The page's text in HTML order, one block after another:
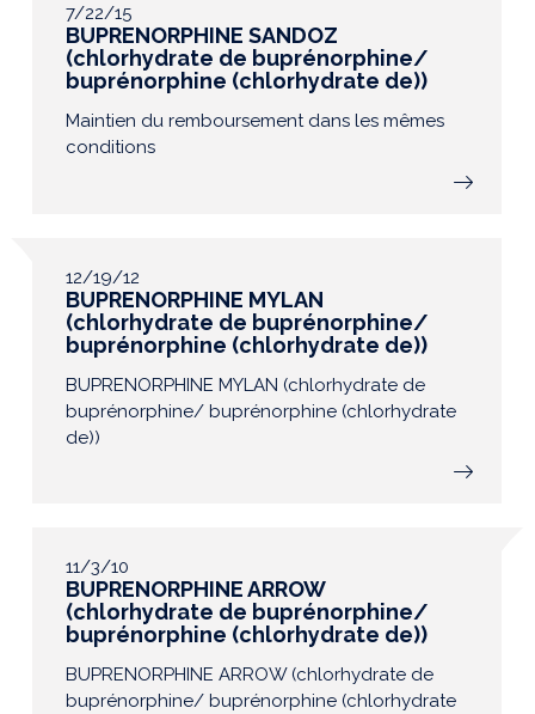
7/22/15
BUPRENORPHINE SANDOZ
(chlorhydrate de buprénorphine/
buprénorphine (chlorhydrate de))
Maintien du remboursement dans les mêmes
conditions
12/19/12
BUPRENORPHINE MYLAN
(chlorhydrate de buprénorphine/
buprénorphine (chlorhydrate de))
BUPRENORPHINE MYLAN (chlorhydrate de
buprénorphine/ buprénorphine (chlorhydrate
de))
11/3/10
BUPRENORPHINE ARROW
(chlorhydrate de buprénorphine/
buprénorphine (chlorhydrate de))
BUPRENORPHINE ARROW (chlorhydrate de
buprénorphine/ buprénorphine (chlorhydrate